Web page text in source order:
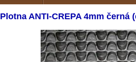
Plotna ANTI-CREPA 4mm černá